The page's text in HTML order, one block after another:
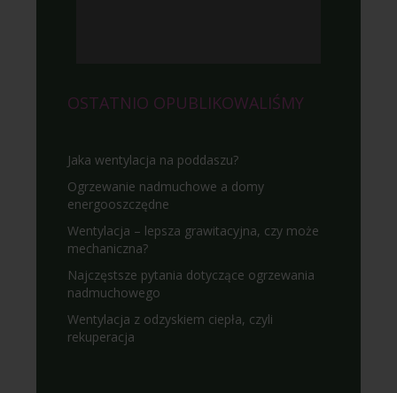
OSTATNIO OPUBLIKOWALIŚMY
Jaka wentylacja na poddaszu?
Ogrzewanie nadmuchowe a domy
energooszczędne
Wentylacja – lepsza grawitacyjna, czy może
mechaniczna?
Najczęstsze pytania dotyczące ogrzewania
nadmuchowego
Wentylacja z odzyskiem ciepła, czyli
rekuperacja